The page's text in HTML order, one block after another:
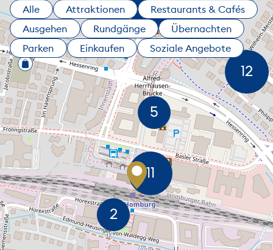
Alle Attraktionen
Restaurants & Cafés
Ausgehen
Rundgänge
Übernachten
Parken
Einkaufen Soziale Angebote